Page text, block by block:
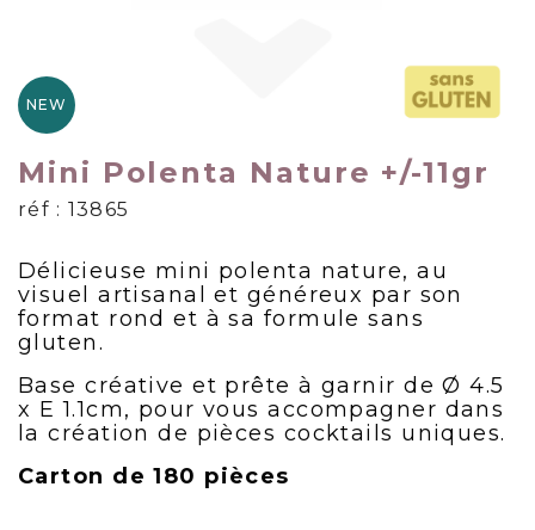
NEW
Mini Polenta Nature +/-11gr
réf : 13865
Délicieuse mini polenta nature, au
visuel artisanal et généreux par son
format rond et à sa formule sans
gluten.
Base créative et prête à garnir de Ø 4.5
x E 1.1cm, pour vous accompagner dans
la création de pièces cocktails uniques.
Carton de 180 pièces